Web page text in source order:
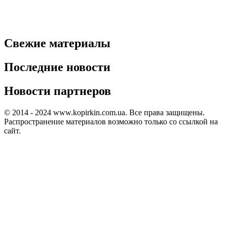
Свежие материалы
Последние новости
Новости партнеров
© 2014 - 2024 www.kopirkin.com.ua. Все права защищены.
Распространение материалов возможно только со ссылкой на
сайт.